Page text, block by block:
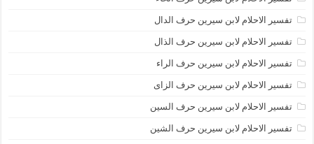
تفسير الاحلام لابن سيرين حرف الدال
تفسير الاحلام لابن سيرين حرف الذال
تفسير الاحلام لابن سيرين حرف الراء
تفسير الاحلام لابن سيرين حرف الزاى
تفسير الاحلام لابن سيرين حرف السين
تفسير الاحلام لابن سيرين حرف الشين